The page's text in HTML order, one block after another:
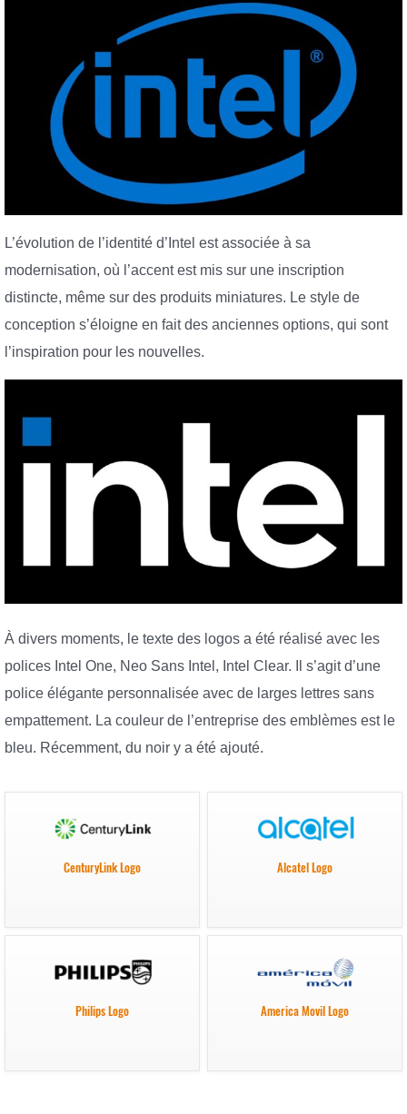
L’évolution de l’identité d’Intel est associée à sa
modernisation, où l’accent est mis sur une inscription
distincte, même sur des produits miniatures. Le style de
conception s’éloigne en fait des anciennes options, qui sont
l’inspiration pour les nouvelles.
À divers moments, le texte des logos a été réalisé avec les
polices Intel One, Neo Sans Intel, Intel Clear. Il s’agit d’une
police élégante personnalisée avec de larges lettres sans
empattement. La couleur de l’entreprise des emblèmes est le
bleu. Récemment, du noir y a été ajouté.
CenturyLink Logo Alcatel Logo
Philips Logo America Movil Logo